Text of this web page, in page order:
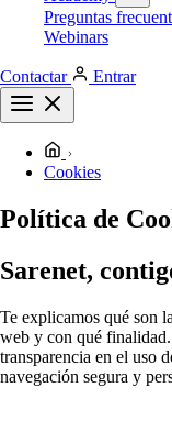
Preguntas
Webinars
Contactar Entrar
Cookies
Política de
Sarenet,
Te explicamos qué son
web y con qué
transparencia en el uso
navegación segura y